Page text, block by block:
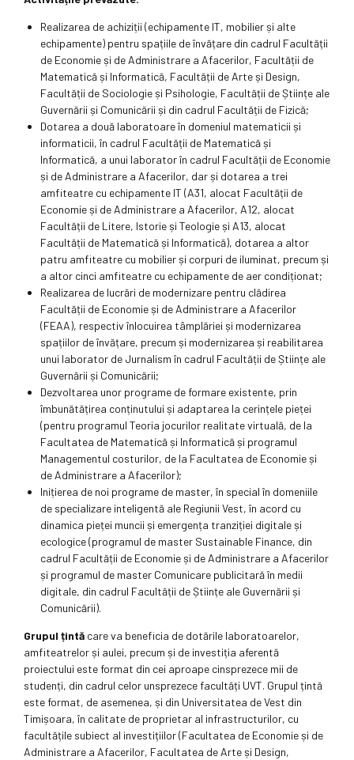
Realizarea de achiziții (echipamente IT, mobilier și alte
echipamente) pentru spațiile de învățare din cadrul Facultății
de Economie și de Administrare a Afacerilor, Facultății de
Matematică și Informatică, Facultății de Arte și Design,
Facultății de Sociologie și Psihologie, Facultății de Științe ale
Guvernării și Comunicării și din cadrul Facultății de Fizică;
Dotarea a două laboratoare în domeniul matematicii și
informaticii, în cadrul Facultății de Matematică și
Informatică, a unui laborator în cadrul Facultății de Economie
și de Administrare a Afacerilor, dar și dotarea a trei
amfiteatre cu echipamente IT (A31, alocat Facultății de
Economie și de Administrare a Afacerilor, A12, alocat
Facultății de Litere, Istorie și Teologie și A13, alocat
Facultății de Matematică și Informatică), dotarea a altor
patru amfiteatre cu mobilier și corpuri de iluminat, precum și
a altor cinci amfiteatre cu echipamente de aer condiționat;
Realizarea de lucrări de modernizare pentru clădirea
Facultății de Economie și de Administrare a Afacerilor
(FEAA), respectiv înlocuirea tâmplăriei și modernizarea
spațiilor de învățare, precum și modernizarea și reabilitarea
unui laborator de Jurnalism în cadrul Facultății de Științe ale
Guvernării și Comunicării;
Dezvoltarea unor programe de formare existente, prin
îmbunătățirea conținutului și adaptarea la cerințele pieței
(pentru programul Teoria jocurilor realitate virtuală, de la
Facultatea de Matematică și Informatică și programul
Managementul costurilor, de la Facultatea de Economie și
de Administrare a Afacerilor);
Inițierea de noi programe de master, în special în domeniile
de specializare inteligentă ale Regiunii Vest, în acord cu
dinamica pieței muncii și emergența tranziției digitale și
ecologice (programul de master Sustainable Finance, din
cadrul Facultății de Economie și de Administrare a Afacerilor
și programul de master Comunicare publicitară în medii
digitale, din cadrul Facultății de Științe ale Guvernării și
Comunicării).
Grupul țintă care va beneficia de dotările laboratoarelor,
amfiteatrelor și aulei, precum și de investiția aferentă
proiectului este format din cei aproape cinsprezece mii de
studenți, din cadrul celor unsprezece facultăți UVT. Grupul țintă
este format, de asemenea, și din Universitatea de Vest din
Timișoara, în calitate de proprietar al infrastructurilor, cu
facultățile subiect al investițiilor (Facultatea de Economie și de
Administrare a Afacerilor, Facultatea de Arte și Design,